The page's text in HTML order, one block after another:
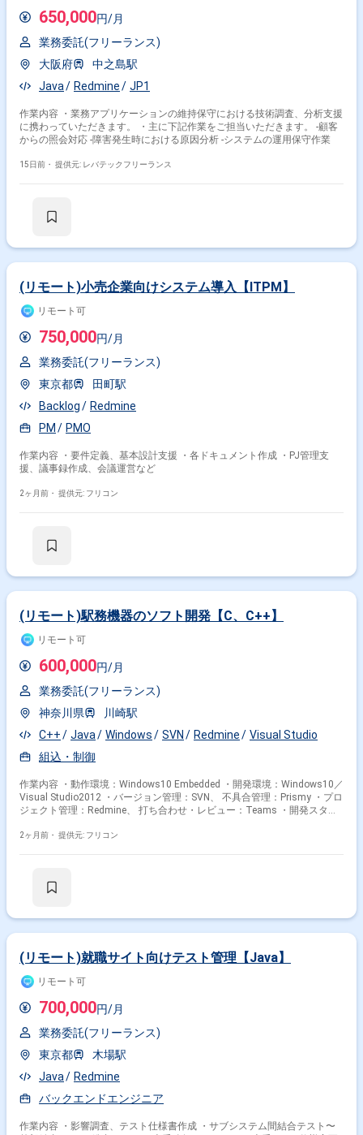
650,000円/月
業務委託(フリーランス)
大阪府
中之島駅
Java
Redmine JP1
作業内容 ・業務アプリケーションの維持保守における技術調査、分析支援
に携わっていただきます。 ・主に下記作業をご担当いただきます。 -顧客
からの照会対応 -障害発生時における原因分析 -システムの運用保守作業
15日前・ 提供元: レバテックフリーランス
(リモート)小売企業向けシステム導入【ITPM】
リモート可
750,000円/月
業務委託(フリーランス)
東京都
田町駅
Backlog
Redmine
PM
PMO
作業内容 ・要件定義、基本設計支援 ・各ドキュメント作成 ・PJ管理支
援、議事録作成、会議運営など
2ヶ月前・ 提供元: フリコン
(リモート)駅務機器のソフト開発【C、C++】
リモート可
600,000円/月
業務委託(フリーランス)
神奈川県
川崎駅
C++
Java Windows SVN Redmine
Visual Studio
組込・制御
作業内容 ・動作環境：Windows10 Embedded ・開発環境：Windows10／
Visual Studio2012 ・バージョン管理：SVN、 不具合管理：Prismy ・プロ
ジェクト管理：Redmine、 打ち合わせ・レビュー：Teams ・開発スタイ
2ヶ月前・ 提供元: フリコン
(リモート)就職サイト向けテスト管理【Java】
リモート可
700,000円/月
業務委託(フリーランス)
東京都
木場駅
Java
Redmine
バックエンドエンジニア
作業内容 ・影響調査、テスト仕様書作成 ・サブシステム間結合テスト〜